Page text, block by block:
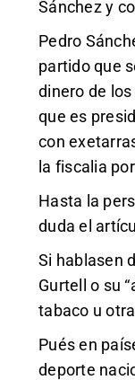
Sánchez y
Pedro
partido que
dinero de
que es
con
la fiscalia
Hasta la
duda el
Si hablasen
Gurtell o su
tabaco u
Pués en
deporte